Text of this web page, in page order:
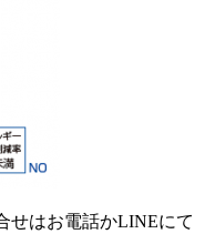
せはお電話かLINEにて